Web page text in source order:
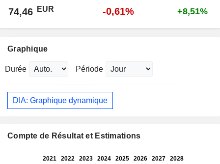
74,46 EUR -0,61% +8,51%
Graphique
Durée Période
DIA: Graphique dynamique
Compte de Résultat et Estimations